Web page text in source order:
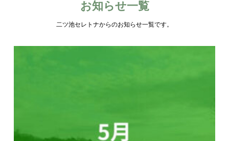
お知らせ一覧
二ツ池セレトナからのお知らせ一覧です。